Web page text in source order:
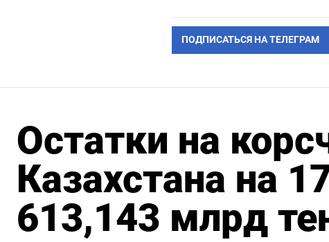
ПОДПИСАТЬСЯ НА ТЕЛЕГРАМ
Остатки на
Казахстана на
613,143 млрд